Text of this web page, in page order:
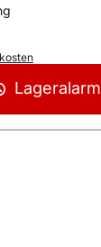
Lageralarm